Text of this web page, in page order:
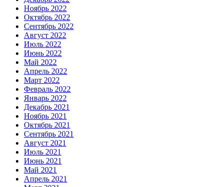
Ноябрь 2022
Октябрь 2022
Сентябрь 2022
Август 2022
Июль 2022
Июнь 2022
Май 2022
Апрель 2022
Март 2022
Февраль 2022
Январь 2022
Декабрь 2021
Ноябрь 2021
Октябрь 2021
Сентябрь 2021
Август 2021
Июль 2021
Июнь 2021
Май 2021
Апрель 2021